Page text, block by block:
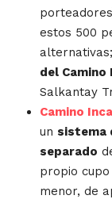
estos 500
del Camino
Salkantay
Camino
un sistema
separado
propio
menor, de